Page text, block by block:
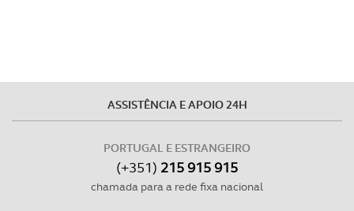
ASSISTÊNCIA E APOIO 24H
PORTUGAL E ESTRANGEIRO
(+351) 215 915 915
chamada para a rede fixa nacional